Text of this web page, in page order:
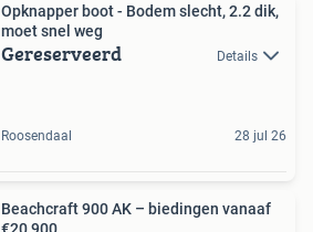
Opknapper boot - Bodem slecht, 2.2 dik,
moet snel weg
Gereserveerd Details
Roosendaal 28 jul 26
Beachcraft 900 AK – biedingen vanaaf
€20,900